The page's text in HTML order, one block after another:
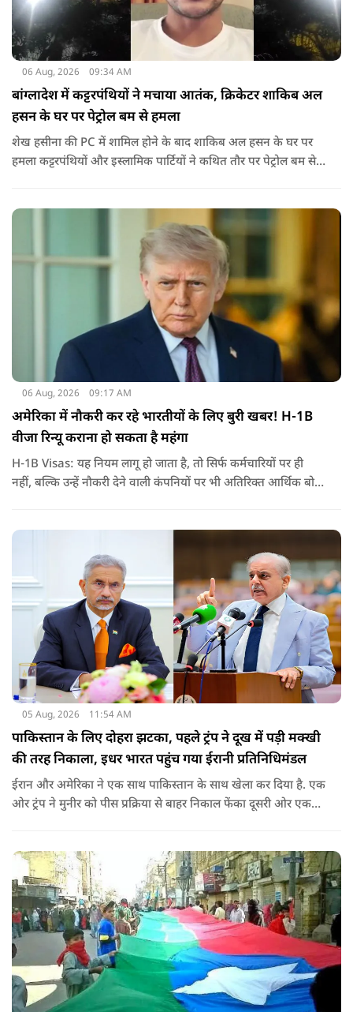
06 Aug, 2026 09:34 AM
बांग्लादेश में कट्टरपंथियों ने मचाया आतंक, क्रिकेटर शाकिब अल
हसन के घर पर पेट्रोल बम से हमला
शेख हसीना की PC में शामिल होने के बाद शाकिब अल हसन के घर पर
हमला कट्टरपंथियों और इस्लामिक पार्टियों ने कथित तौर पर पेट्रोल बम से
जरिए संबोधन दिया था.
06 Aug, 2026 09:17 AM
अमेरिका में नौकरी कर रहे भारतीयों के लिए बुरी खबर! H-1B
वीजा रिन्यू कराना हो सकता है महंगा
H-1B Visas: यह नियम लागू हो जाता है, तो सिर्फ कर्मचारियों पर ही
नहीं, बल्कि उन्हें नौकरी देने वाली कंपनियों पर भी अतिरिक्त आर्थिक बोझ
वीजा का समय-समय पर नवीनीकरण कराते हैं.
05 Aug, 2026 11:54 AM
पाकिस्तान के लिए दोहरा झटका, पहले ट्रंप ने दूख में पड़ी मक्खी
की तरह निकाला, इधर भारत पहुंच गया ईरानी प्रतिनिधिमंडल
ईरान और अमेरिका ने एक साथ पाकिस्तान के साथ खेला कर दिया है. एक
ओर ट्रंप ने मुनीर को पीस प्रक्रिया से बाहर निकाल फेंका दूसरी ओर एक